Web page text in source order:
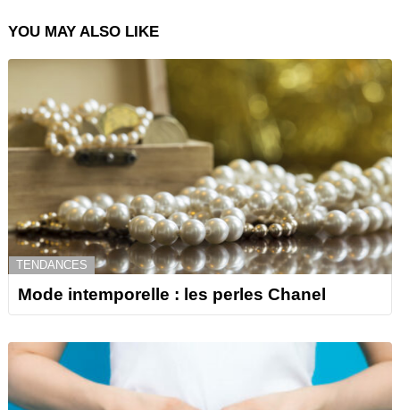
YOU MAY ALSO LIKE
TENDANCES
Mode intemporelle : les perles Chanel